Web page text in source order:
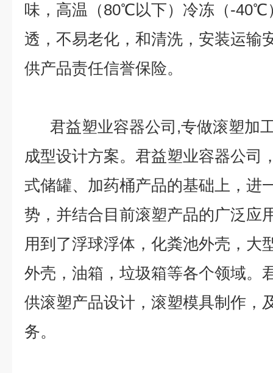
味，高温（80℃以下）冷冻（-40℃
透，不易老化，和清洗，安装运输
供产品责任信誉保险。
君益塑业容器公司,专做滚塑加
成型设计方案。君益塑业容器公司
式储罐、加药桶产品的基础上，进
势，并结合目前滚塑产品的广泛应
用到了浮球浮体，化粪池外壳，大
外壳，油箱，垃圾箱等各个领域。
供滚塑产品设计，滚塑模具制作，
务。